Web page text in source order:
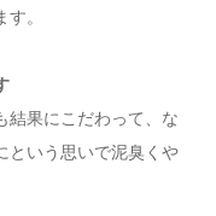
。
結果にこだわって、な
という思いで泥臭くや